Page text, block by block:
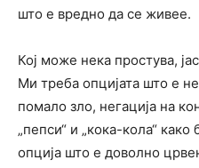
што е вредно да се живее.
Кој може нека простува,
Ми треба опцијата што е
помало зло, негација на
„пепси“ и „кока-кола“
опција што е доволно